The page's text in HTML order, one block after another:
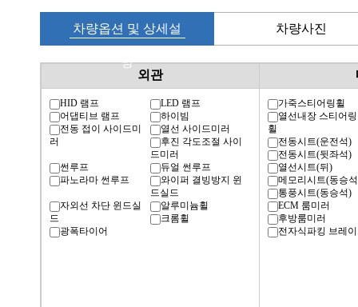
차량옵션 및 상세설
명
차량사진
외관
HID 램프
LED 램프
어댑티브 램프
하이빔
전동 접이 사이드미
러
열선 사이드미러
후진 각도조절 사이
드미러
썬루프
듀얼 썬루프
파노라마 썬루프
와이퍼 결빙방지 윈
드실드
자외선 차단 윈드실
드
알루미늄휠
크롬휠
광폭타이어
가죽스티어링휠
열선내장 스티어링
휠
전동시트(운전석)
전동시트(뒷좌석)
열선시트(뒤)
메모리시트(동승
통풍시트(동승석)
ECM 룸미러
후방룸미러
전자식파킹 브레